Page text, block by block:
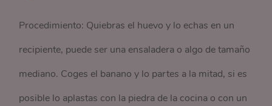
Procedimiento: Quiebras el huevo y lo echas en un
recipiente, puede ser una ensaladera o algo de tamaño
mediano. Coges el banano y lo partes a la mitad, si es
posible lo aplastas con la piedra de la cocina o con un